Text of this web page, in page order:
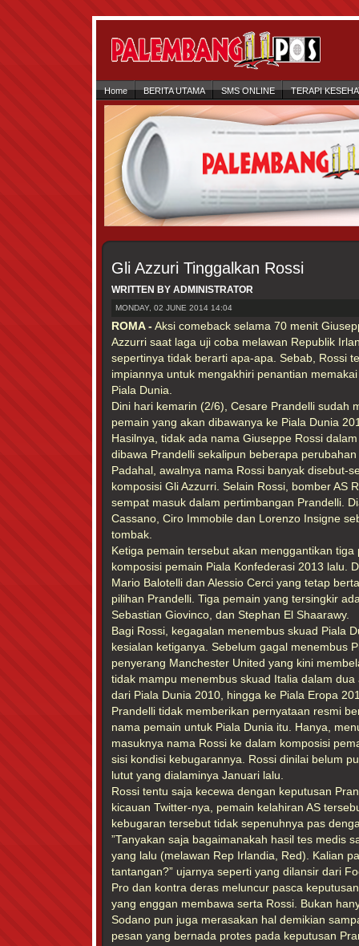
Home BERITA UTAMA SMS ONLINE TERAPI
Gli Azzuri Tinggalkan Rossi
WRITTEN BY ADMINISTRATOR
MONDAY, 02 JUNE 2014 14:04
ROMA - Aksi comeback selama 70 menit
Azzurri saat laga uji coba melawan Republik
sepertinya tidak berarti apa-apa. Sebab, Rossi
impiannya untuk mengakhiri penantian
Piala Dunia.
Dini hari kemarin (2/6), Cesare Prandelli sudah
pemain yang akan dibawanya ke Piala Dunia
Hasilnya, tidak ada nama Giuseppe Rossi
dibawa Prandelli sekalipun beberapa
Padahal, awalnya nama Rossi banyak disebut-
komposisi Gli Azzurri. Selain Rossi, bomber AS
sempat masuk dalam pertimbangan Prandelli.
Cassano, Ciro Immobile dan Lorenzo Insigne
tombak.
Ketiga pemain tersebut akan menggantikan
komposisi pemain Piala Konfederasi 2013 lalu.
Mario Balotelli dan Alessio Cerci yang tetap
pilihan Prandelli. Tiga pemain yang tersingkir
Sebastian Giovinco, dan Stephan El Shaarawy.
Bagi Rossi, kegagalan menembus skuad Piala
kesialan ketiganya. Sebelum gagal menembus
penyerang Manchester United yang kini
tidak mampu menembus skuad Italia dalam
dari Piala Dunia 2010, hingga ke Piala Eropa
Prandelli tidak memberikan pernyataan resmi
nama pemain untuk Piala Dunia itu. Hanya,
masuknya nama Rossi ke dalam komposisi
sisi kondisi kebugarannya. Rossi dinilai belum
lutut yang dialaminya Januari lalu.
Rossi tentu saja kecewa dengan keputusan
kicauan Twitter-nya, pemain kelahiran AS
kebugaran tersebut tidak sepenuhnya pas
”Tanyakan saja bagaimanakah hasil tes medis
yang lalu (melawan Rep Irlandia, Red). Kalian
tantangan?” ujarnya seperti yang dilansir dari
Pro dan kontra deras meluncur pasca
yang enggan membawa serta Rossi. Bukan
Sodano pun juga merasakan hal demikian
pesan yang bernada protes pada keputusan